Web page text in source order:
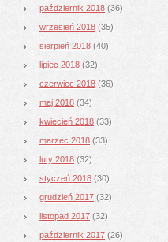
październik 2018 (36)
wrzesień 2018 (35)
sierpień 2018 (40)
lipiec 2018 (32)
czerwiec 2018 (36)
maj 2018 (34)
kwiecień 2018 (33)
marzec 2018 (33)
luty 2018 (32)
styczeń 2018 (30)
grudzień 2017 (32)
listopad 2017 (32)
październik 2017 (26)